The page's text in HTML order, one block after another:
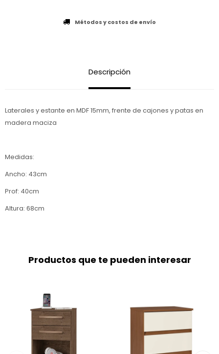
Métodos y costos de envío
Descripción
Laterales y estante en MDF 15mm, frente de cajones y patas en
madera maciza
Medidas:
Ancho: 43cm
Prof: 40cm
Altura: 68cm
Productos que te pueden interesar